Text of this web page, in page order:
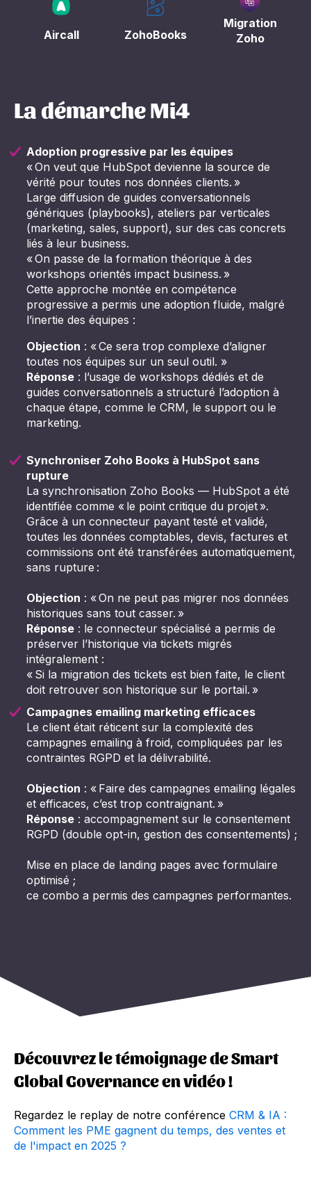
Aircall ZohoBooks
Migration
Zoho
La démarche Mi4
Adoption progressive par les équipes
« On veut que HubSpot devienne la source de
vérité pour toutes nos données clients. »
Large diffusion de guides conversationnels
génériques (playbooks), ateliers par verticales
(marketing, sales, support), sur des cas concrets
liés à leur business.
« On passe de la formation théorique à des
workshops orientés impact business. »
Cette approche montée en compétence
progressive a permis une adoption fluide, malgré
l’inertie des équipes :
Objection : « Ce sera trop complexe d’aligner
toutes nos équipes sur un seul outil. »
Réponse: l’usage de workshops dédiés et de
guides conversationnels a structuré l’adoption à
chaque étape, comme le CRM, le support ou le
marketing.
Synchroniser Zoho Books à HubSpot sans
rupture
La synchronisation Zoho Books — HubSpot a été
identifiée comme « le point critique du projet ».
Grâce à un connecteur payant testé et validé,
toutes les données comptables, devis, factures et
commissions ont été transférées automatiquement,
sans rupture :
Objection : « On ne peut pas migrer nos données
historiques sans tout casser. »
Réponse: le connecteur spécialisé a permis de
préserver l’historique via tickets migrés
intégralement :
« Si la migration des tickets est bien faite, le client
doit retrouver son historique sur le portail. »
Campagnes emailing marketing efficaces
Le client était réticent sur la complexité des
campagnes emailing à froid, compliquées par les
contraintes RGPD et la délivrabilité.
Objection : « Faire des campagnes emailing légales
et efficaces, c’est trop contraignant. »
Réponse: accompagnement sur le consentement
RGPD (double opt-in, gestion des consentements) ;
Mise en place de landing pages avec formulaire
optimisé ;
ce combo a permis des campagnes performantes.
Découvrez le témoignage de Smart
Global Governance en vidéo !
Regardez le replay de notre conférence CRM & IA :
Comment les PME gagnent du temps, des ventes et
de l'impact en 2025 ?